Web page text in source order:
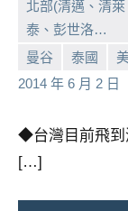
目
來
News
探
北部(清邁、清
泰、彭世洛…
曼谷
泰國
2014 年 6 月 2 日
小
芳
No
comments
◆台灣目前飛到
[…]